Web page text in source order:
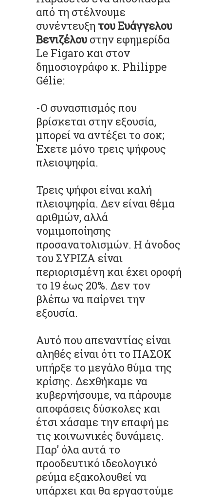
από τη στέλνουμε
συνέντευξη του Ευάγγελου
Βενιζέλου στην εφημερίδα
Le Figaro και στον
δημοσιογράφο κ. Philippe
Gélie:
-Ο συνασπισμός που
βρίσκεται στην εξουσία,
μπορεί να αντέξει το σοκ;
Έχετε μόνο τρεις ψήφους
πλειοψηφία.
Τρεις ψήφοι είναι καλή
πλειοψηφία. Δεν είναι θέμα
αριθμών, αλλά
νομιμοποίησης
προσανατολισμών. Η άνοδος
του ΣΥΡΙΖΑ είναι
περιορισμένη και έχει οροφή
το 19 έως 20%. Δεν τον
βλέπω να παίρνει την
εξουσία.
Αυτό που απεναντίας είναι
αληθές είναι ότι το ΠΑΣΟΚ
υπήρξε το μεγάλο θύμα της
κρίσης. Δεχθήκαμε να
κυβερνήσουμε, να πάρουμε
αποφάσεις δύσκολες και
έτσι χάσαμε την επαφή με
τις κοινωνικές δυνάμεις.
Παρ’ όλα αυτά το
προοδευτικό ιδεολογικό
ρεύμα εξακολουθεί να
υπάρχει και θα εργαστούμε